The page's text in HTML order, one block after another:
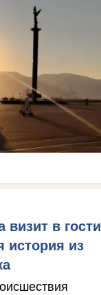
визит в
история из